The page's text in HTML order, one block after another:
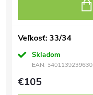
Veľkosť: 33/34
Skladom
EAN: 5401139239630
€105